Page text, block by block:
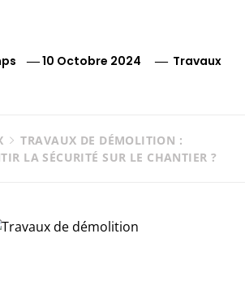
10 Octobre 2024 Travaux
TRAVAUX DE DÉMOLITION :
LA SÉCURITÉ SUR LE CHANTIER ?